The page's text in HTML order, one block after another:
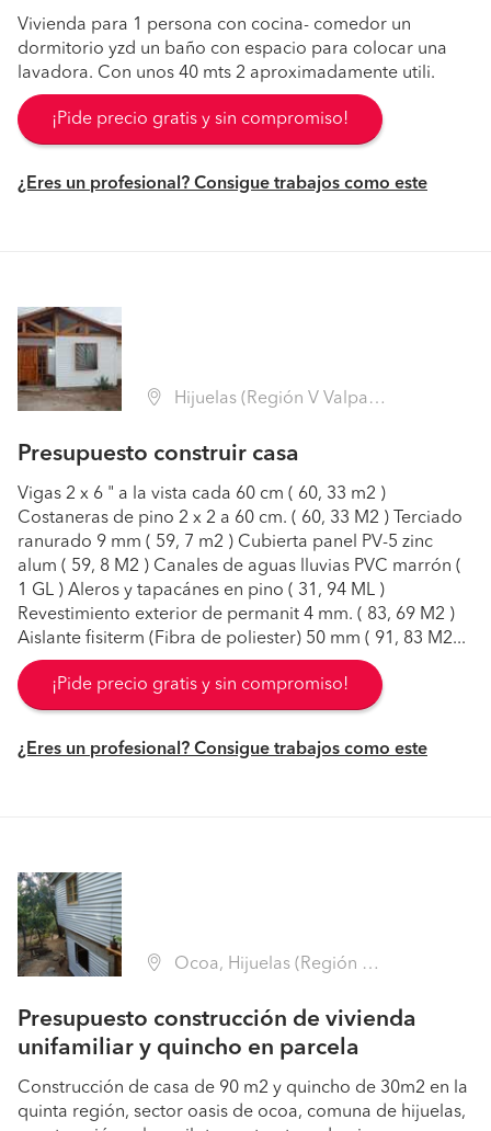
Vivienda para 1 persona con cocina- comedor un
dormitorio yzd un baño con espacio para colocar una
lavadora. Con unos 40 mts 2 aproximadamente utili.
¡Pide precio gratis y sin compromiso!
¿Eres un profesional? Consigue trabajos como este
Hijuelas (Región V Valparaíso - Quillota)
Presupuesto construir casa
Vigas 2 x 6 " a la vista cada 60 cm ( 60, 33 m2 )
Costaneras de pino 2 x 2 a 60 cm. ( 60, 33 M2 ) Terciado
ranurado 9 mm ( 59, 7 m2 ) Cubierta panel PV-5 zinc
alum ( 59, 8 M2 ) Canales de aguas lluvias PVC marrón (
1 GL ) Aleros y tapacánes en pino ( 31, 94 ML )
Revestimiento exterior de permanit 4 mm. ( 83, 69 M2 )
Aislante fisiterm (Fibra de poliester) 50 mm ( 91, 83 M2...
¡Pide precio gratis y sin compromiso!
¿Eres un profesional? Consigue trabajos como este
Ocoa, Hijuelas (Región V Valparaíso - Quillota)
Presupuesto construcción de vivienda
unifamiliar y quincho en parcela
Construcción de casa de 90 m2 y quincho de 30m2 en la
quinta región, sector oasis de ocoa, comuna de hijuelas,